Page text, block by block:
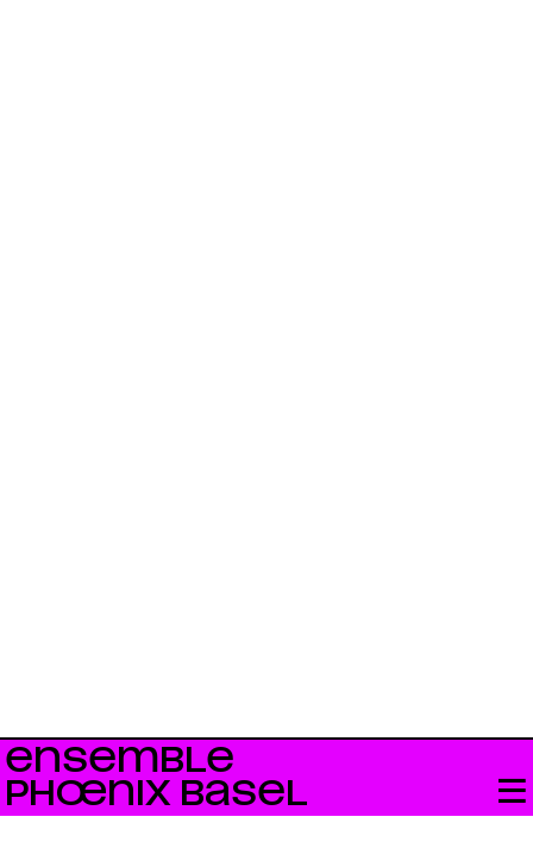
ENSEMBLE
PHŒNIX BASEL